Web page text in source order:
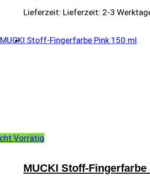
Lieferzeit: Lieferzeit: 2-3
Vorrätig
MUCKI Stoff-Fingerfarbe